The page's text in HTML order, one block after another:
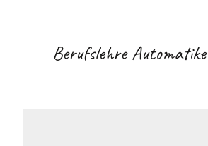
Berufslehre